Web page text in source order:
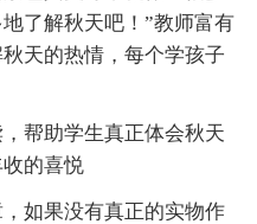
了解秋天吧！”教师富有
天的热情，每个学孩子
帮助学生真正体会秋天
的喜悦
如果没有真正的实物作